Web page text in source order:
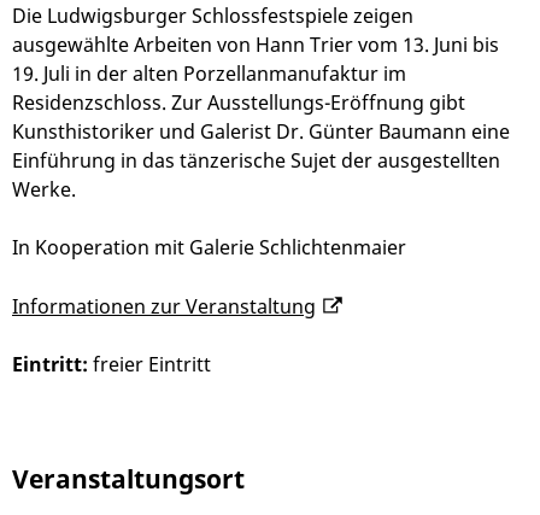
Die Ludwigsburger Schlossfestspiele zeigen
ausgewählte Arbeiten von Hann Trier vom 13. Juni bis
19. Juli in der alten Porzellanmanufaktur im
Residenzschloss. Zur Ausstellungs-Eröffnung gibt
Kunsthistoriker und Galerist Dr. Günter Baumann eine
Einführung in das tänzerische Sujet der ausgestellten
Werke.
In Kooperation mit Galerie Schlichtenmaier
Informationen zur Veranstaltung
Eintritt: freier Eintritt
Veranstaltungsort